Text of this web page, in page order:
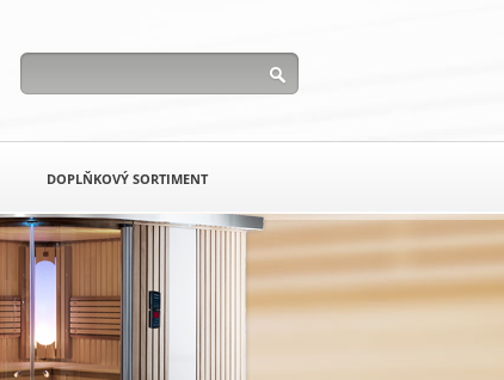
DOPLŇKOVÝ SORTIMENT